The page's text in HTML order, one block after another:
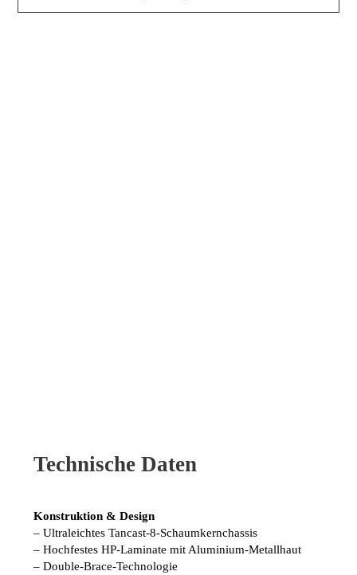
Technische Daten
Konstruktion & Design
– Ultraleichtes Tancast‑8‑Schaumkernchassis
– Hochfestes HP‑Laminate mit Aluminium‑Metallhaut
– Double‑Brace‑Technologie